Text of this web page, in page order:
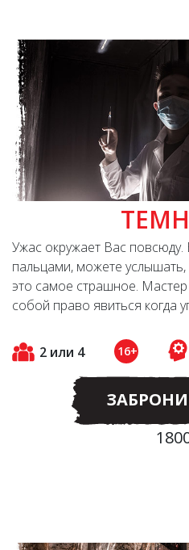
Ужас окружает Вас
пальцами, можете
это самое страшное.
собой право явиться когда
2 или 4 16+